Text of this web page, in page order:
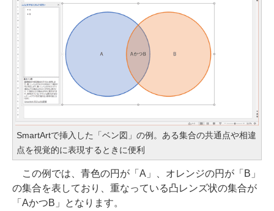
SmartArtで挿入した「ベン図」の例。ある集合の共通点や相違
点を視覚的に表現するときに便利
この例では、青色の円が「A」、オレンジの円が「B」
の集合を表しており、重なっている凸レンズ状の集合が
「AかつB」となります。